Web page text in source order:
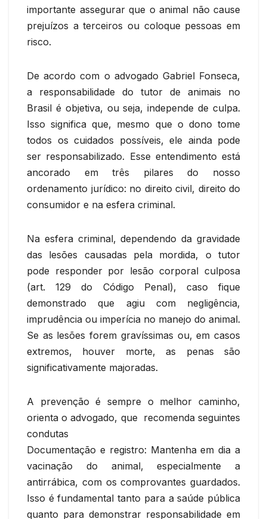
importante assegurar que o animal não cause
prejuízos a terceiros ou coloque pessoas em
risco.
De acordo com o advogado Gabriel Fonseca,
a responsabilidade do tutor de animais no
Brasil é objetiva, ou seja, independe de culpa.
Isso significa que, mesmo que o dono tome
todos os cuidados possíveis, ele ainda pode
ser responsabilizado. Esse entendimento está
ancorado em três pilares do nosso
ordenamento jurídico: no direito civil, direito do
consumidor e na esfera criminal.
Na esfera criminal, dependendo da gravidade
das lesões causadas pela mordida, o tutor
pode responder por lesão corporal culposa
(art. 129 do Código Penal), caso fique
demonstrado que agiu com negligência,
imprudência ou imperícia no manejo do animal.
Se as lesões forem gravíssimas ou, em casos
extremos, houver morte, as penas são
significativamente majoradas.
A prevenção é sempre o melhor caminho,
orienta o advogado, que recomenda seguintes
condutas
Documentação e registro: Mantenha em dia a
vacinação do animal, especialmente a
antirrábica, com os comprovantes guardados.
Isso é fundamental tanto para a saúde pública
quanto para demonstrar responsabilidade em